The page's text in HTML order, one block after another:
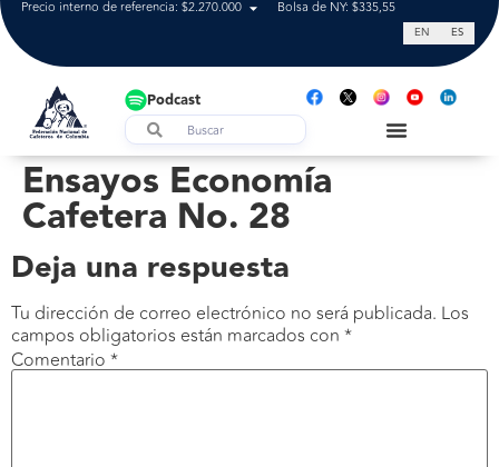
Precio interno de referencia: $2.270.000 Bolsa de NY: $335,55 Tasa de
EN ES
Podcast
Ensayos Economía
Cafetera No. 28
Deja una respuesta
Tu dirección de correo electrónico no será publicada. Los
campos obligatorios están marcados con *
Comentario *